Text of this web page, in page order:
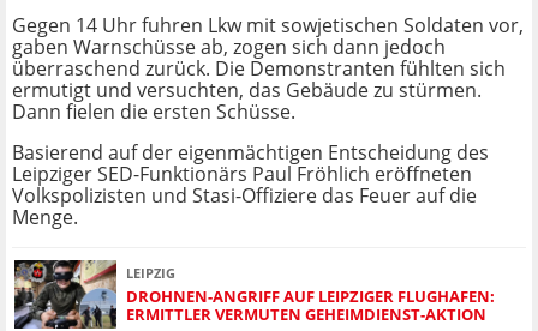
Gegen 14 Uhr fuhren Lkw mit sowjetischen Soldaten vor,
gaben Warnschüsse ab, zogen sich dann jedoch
überraschend zurück. Die Demonstranten fühlten sich
ermutigt und versuchten, das Gebäude zu stürmen.
Dann fielen die ersten Schüsse.
Basierend auf der eigenmächtigen Entscheidung des
Leipziger SED-Funktionärs Paul Fröhlich eröffneten
Volkspolizisten und Stasi-Offiziere das Feuer auf die
Menge.
LEIPZIG
DROHNEN-ANGRIFF AUF LEIPZIGER FLUGHAFEN:
ERMITTLER VERMUTEN GEHEIMDIENST-AKTION